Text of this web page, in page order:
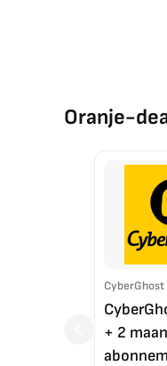
Oranje-
CyberGhost
+ 2